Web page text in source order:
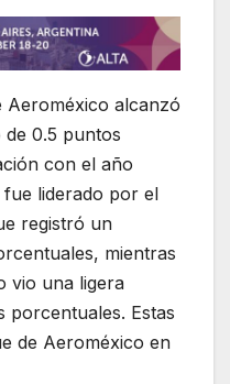
Aeroméxico alcanzó
0.5 puntos
con el año
liderado por el
registró un
mientras
vio una ligera
porcentuales. Estas
de Aeroméxico en